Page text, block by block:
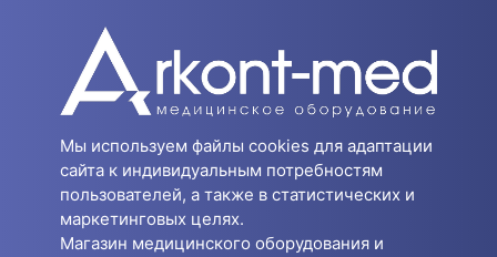
Мы используем файлы cookies для адаптации
сайта к индивидуальным потребностям
пользователей, а также в статистических и
маркетинговых целях.
Магазин медицинского оборудования и